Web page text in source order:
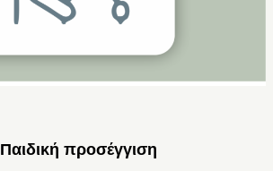
Παιδική προσέγγιση